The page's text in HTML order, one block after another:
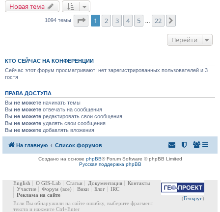
Новая тема
1094 темы Страница1 из
1 2 3 4 5 22
Перейти
КТО СЕЙЧАС НА КОНФЕРЕНЦИИ
Сейчас этот форум просматривают: нет зарегистрированных пользователей и 3
гостя
ПРАВА ДОСТУПА
Вы не можете начинать темы
Вы не можете отвечать на сообщения
Вы не можете редактировать свои сообщения
Вы не можете удалять свои сообщения
Вы не можете добавлять вложения
На главную Список форумов
Создано на основе phpBB® Forum Software © phpBB Limited
Русская поддержка phpBB
(Геокруг)
English О GIS-Lab Статьи Документация
Контакты
Участие
Форум (все) Вики Блог
IRC
Реклама на сайте
Если Вы обнаружили на сайте ошибку, выберите фрагмент
текста и нажмите Ctrl+Enter